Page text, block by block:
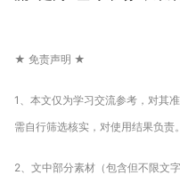
★ 免责声明 ★
1、本文仅为学习交流参考，对其
需自行筛选核实，对使用结果负责。
2、文中部分素材（包含但不限文